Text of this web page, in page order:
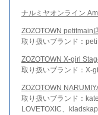
ナルミヤオンライン
ZOZOTOWN petitmain
取り扱いブランド：
ZOZOTOWN X-girl
取り扱いブランド：X-
ZOZOTOWN
取り扱いブランド：
LOVETOXIC、